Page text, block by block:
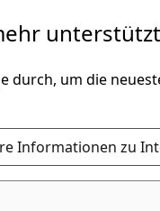
durch, um die
Informationen zu